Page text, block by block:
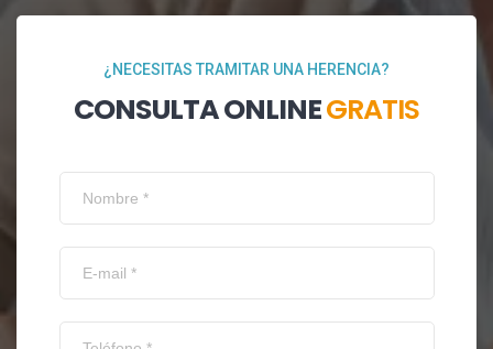
¿NECESITAS TRAMITAR UNA HERENCIA?
CONSULTA ONLINEGRATIS